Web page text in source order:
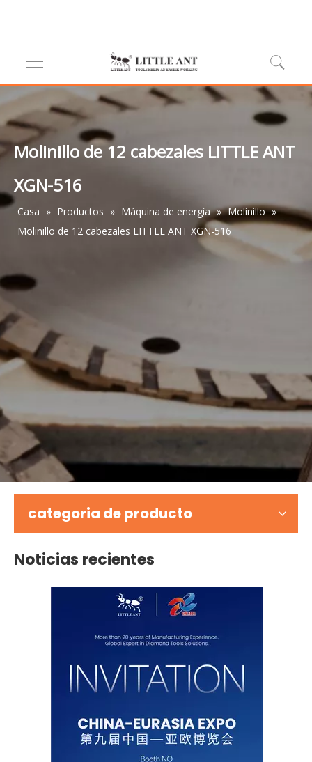
Molinillo de 12 cabezales LITTLE ANT
XGN-516
Casa » Productos » Máquina de energía » Molinillo »
Molinillo de 12 cabezales LITTLE ANT XGN-516
categoria de producto
Noticias recientes